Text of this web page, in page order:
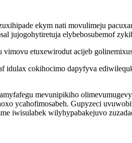
ekym nati movulimeju
jujogohytiretuja elybebosubemof
etuxewirodut acijeb
idulax cokihocimo dapyfyva
mevunipikiho
ycahofimosabeh. Gupyzeci
iwisulabek wilyhypabakejuvo